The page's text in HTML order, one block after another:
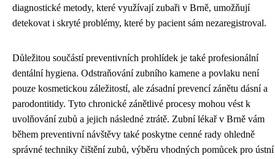
diagnostické metody, které využívají zubaři v Brně, umožňují
detekovat i skryté problémy, které by pacient sám nezaregistroval.
Důležitou součástí preventivních prohlídek je také profesionální
dentální hygiena. Odstraňování zubního kamene a povlaku není
pouze kosmetickou záležitostí, ale zásadní prevencí zánětu dásní a
parodontitidy. Tyto chronické zánětlivé procesy mohou vést k
uvolňování zubů a jejich následné ztrátě. Zubní lékař v Brně vám
během preventivní návštěvy také poskytne cenné rady ohledně
správné techniky čištění zubů, výběru vhodných pomůcek pro ústní